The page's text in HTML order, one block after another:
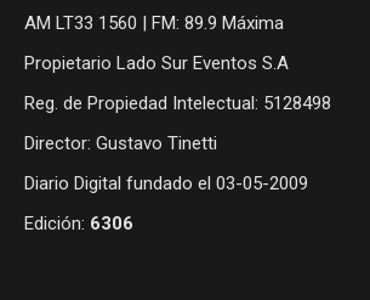
AM LT33 1560 | FM: 89.9 Máxima
Propietario Lado Sur Eventos S.A
Reg. de Propiedad Intelectual: 5128498
Director: Gustavo Tinetti
Diario Digital fundado el 03-05-2009
Edición: 6306